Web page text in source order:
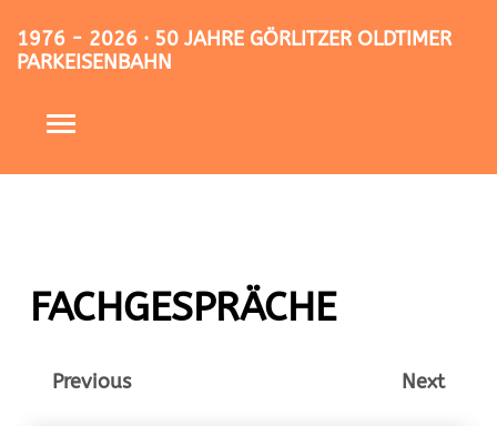
1976 - 2026 · 50 JAHRE GÖRLITZER OLDTIMER
PARKEISENBAHN
FACHGESPRÄCHE
Previous Next